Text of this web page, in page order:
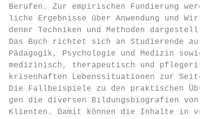
Berufen. Zur empirischen Fundierung
liche Ergebnisse über Anwendung und
dener Techniken und Methoden dargestellt.
Das Buch richtet sich an Studierende aus
Pädagogik, Psychologie und Medizin sowie
medizinisch, therapeutisch und pflegerisch
krisenhaften Lebenssituationen zur Seite
Die Fallbeispiele zu den praktischen
gen die diversen Bildungsbiografien von
Klienten. Damit können die Inhalte in